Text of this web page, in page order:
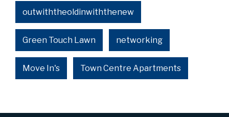
outwiththeoldinwiththenew
Green Touch Lawn networking
Move In's Town Centre Apartments